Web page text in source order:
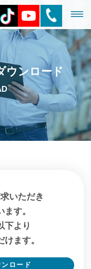
ウンロード
いただき
す。
下より
ます。
ロード